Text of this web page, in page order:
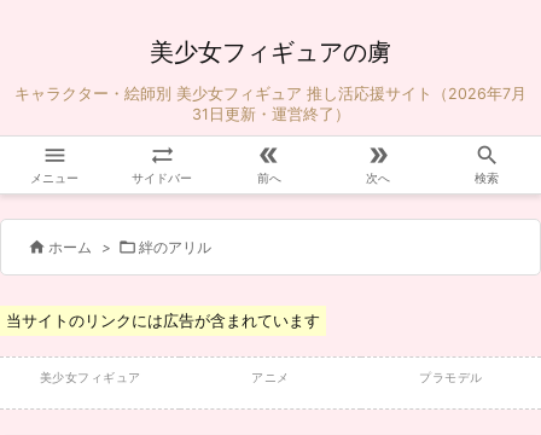
美少女フィギュアの虜
キャラクター・絵師別 美少女フィギュア 推し活応援サイト（2026年7月
31日更新・運営終了）

メニュー

サイドバー

前へ

次へ

検索
 ホーム >  絆のアリル
当サイトのリンクには広告が含まれています
美少女フィギュア アニメ プラモデル